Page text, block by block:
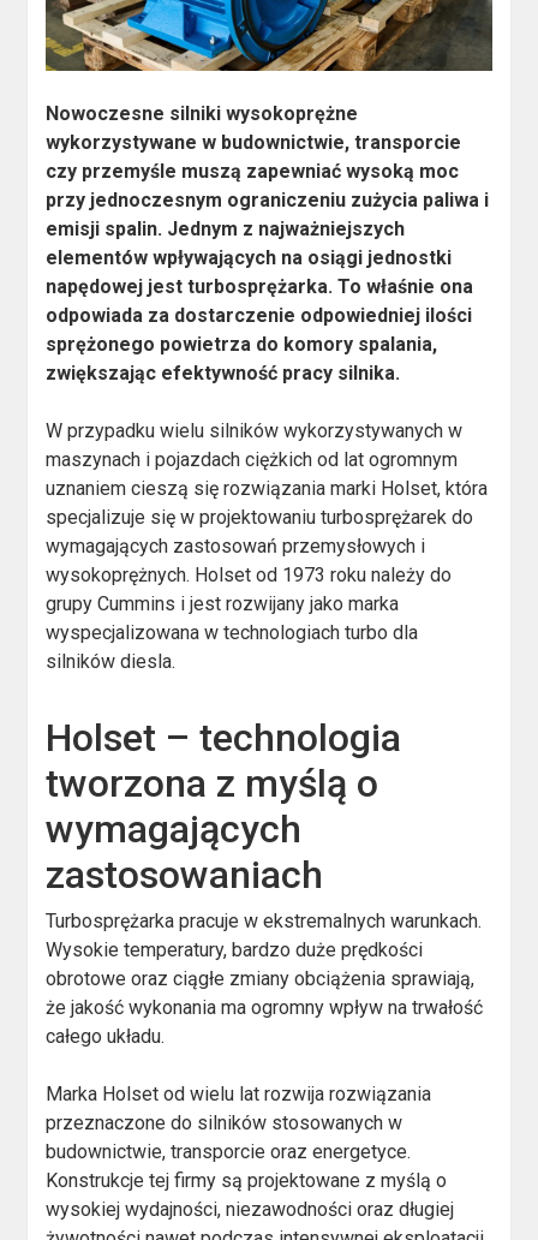
Nowoczesne silniki wysokoprężne
wykorzystywane w budownictwie, transporcie
czy przemyśle muszą zapewniać wysoką moc
przy jednoczesnym ograniczeniu zużycia paliwa i
emisji spalin. Jednym z najważniejszych
elementów wpływających na osiągi jednostki
napędowej jest turbosprężarka. To właśnie ona
odpowiada za dostarczenie odpowiedniej ilości
sprężonego powietrza do komory spalania,
zwiększając efektywność pracy silnika.
W przypadku wielu silników wykorzystywanych w
maszynach i pojazdach ciężkich od lat ogromnym
uznaniem cieszą się rozwiązania marki Holset, która
specjalizuje się w projektowaniu turbosprężarek do
wymagających zastosowań przemysłowych i
wysokoprężnych. Holset od 1973 roku należy do
grupy Cummins i jest rozwijany jako marka
wyspecjalizowana w technologiach turbo dla
silników diesla.
Holset – technologia
tworzona z myślą o
wymagających
zastosowaniach
Turbosprężarka pracuje w ekstremalnych warunkach.
Wysokie temperatury, bardzo duże prędkości
obrotowe oraz ciągłe zmiany obciążenia sprawiają,
że jakość wykonania ma ogromny wpływ na trwałość
całego układu.
Marka Holset od wielu lat rozwija rozwiązania
przeznaczone do silników stosowanych w
budownictwie, transporcie oraz energetyce.
Konstrukcje tej firmy są projektowane z myślą o
wysokiej wydajności, niezawodności oraz długiej